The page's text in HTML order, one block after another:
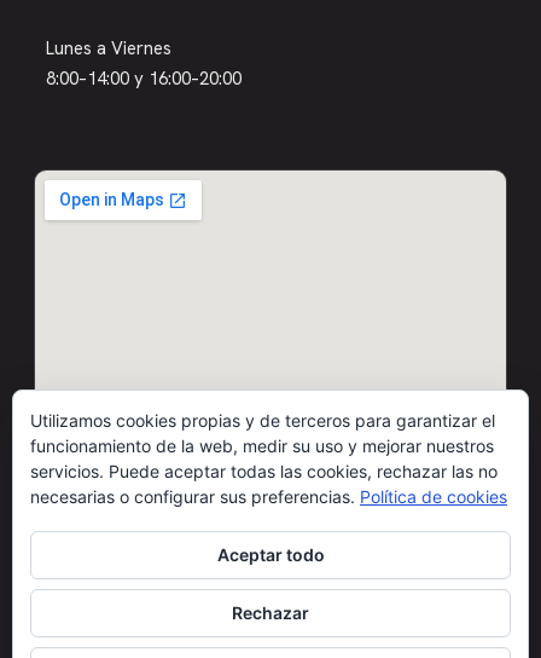
Lunes a Viernes
8:00–14:00 y 16:00–20:00
© 2026 Motos Carbó · Todos los derechos reservados
Condiciones de usoCláusulas legalesPolítica de cookies
Utilizamos cookies propias y de terceros para garantizar el
funcionamiento de la web, medir su uso y mejorar nuestros
servicios. Puede aceptar todas las cookies, rechazar las no
necesarias o configurar sus preferencias. Política de cookies
Aceptar todo
Rechazar